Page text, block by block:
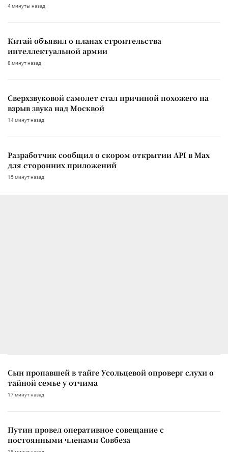
4 минуты назад
Китай объявил о планах строительства
интеллектуальной армии
8 минут назад
Сверхзвуковой самолет стал причиной похожего на
взрыв звука над Москвой
14 минут назад
Разработчик сообщил о скором открытии API в Max
для сторонних приложений
15 минут назад
Сын пропавшей в тайге Усольцевой опроверг слухи о
тайной семье у отчима
17 минут назад
Путин провел оперативное совещание с
постоянными членами Совбеза